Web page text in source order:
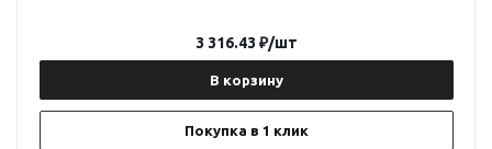
В корзину
Покупка в 1 клик
3 316.43 ₽/шт